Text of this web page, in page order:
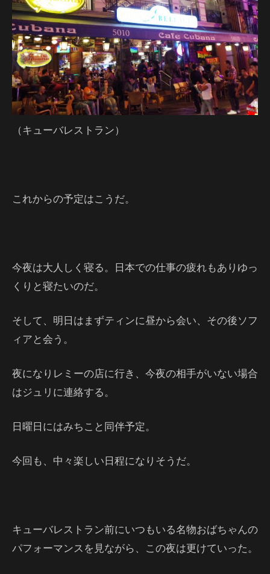
（キューバレストラン）
これからの予定はこうだ。
今夜は大人しく寝る。日本での仕事の疲れもありゆっ
くりと寝たいのだ。
そして、明日はまずティンに昼から会い、その後ソフ
ィアと会う。
夜になりレミーの店に行き、今夜の相手がいない場合
はジュリに連絡する。
日曜日にはみちこと同伴予定。
今回も、中々楽しい日程になりそうだ。
キューバレストラン前にいつもいる名物おばちゃんの
パフォーマンスを見ながら、この夜は更けていった。